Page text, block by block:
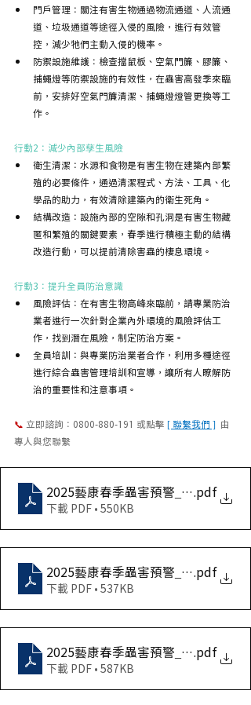
門戶管理：關注有害生物通過物流通道、人流通
道、垃圾通道等途徑入侵的風險，進行有效管
控，減少牠們主動入侵的機率。
防禦設施維護：檢查擋鼠板、空氣門簾、膠簾、
捕蠅燈等防禦設施的有效性，在蟲害高發季來臨
前，安排好空氣門簾清潔、捕蠅燈燈管更換等工
作。
行動2：減少內部孳生風險
衛生清潔：水源和食物是有害生物在建築內部繁
殖的必要條件，通過清潔程式、方法、工具、化
學品的助力，有效清除建築內的衛生死角。
結構改造：設施內部的空隙和孔洞是有害生物藏
匿和繁殖的關鍵要素，春季進行積極主動的結構
改造行動，可以提前清除害蟲的棲息環境。
行動3：提升全員防治意識
風險評估：在有害生物高峰來臨前，請專業防治
業者進行一次針對企業內外環境的風險評估工
作，找到潛在風險，制定防治方案。
全員培訓：與專業防治業者合作，利用多種途徑
進行綜合蟲害管理培訓和宣導，讓所有人瞭解防
治的重要性和注意事項。
📞 立即諮詢：0800-880-191 或點擊 [ 聯繫我們 ] 由
專人與您聯繫
2025藝康春季蟲害預警_食品飲料_tw
.pdf
下載 PDF • 550KB
2025藝康春季蟲害預警_酒店_tw
.pdf
下載 PDF • 537KB
2025藝康春季蟲害預警_餐飲_tw
.pdf
下載 PDF • 587KB